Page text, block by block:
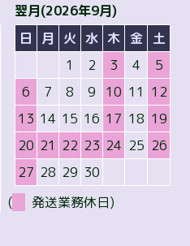
翌月(2026年9月)
日
月 火 水 木 金
土
1
2 3 4
5
6
7 8 9 10 11 12
13 14 15 16 17 18 19
20 21 22 23 24 25 26
27 28 29 30
(
発送業務休日)